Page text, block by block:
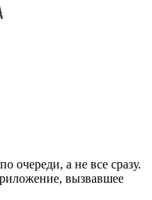
очереди, а не все сразу.
вызвавшее